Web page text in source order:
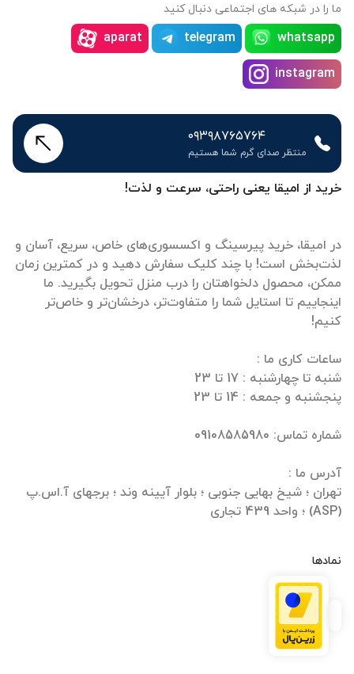
خرید از امیقا یعنی راحتی، سرعت و لذت!
در امیقا، خرید پیرسینگ و اکسسوری‌های خاص، سریع، آسان و
لذت‌بخش است! با چند کلیک سفارش دهید و در کمترین زمان
ممکن، محصول دلخواهتان را درب منزل تحویل بگیرید. ما
اینجاییم تا استایل شما را متفاوت‌تر، درخشان‌تر و خاص‌تر
تهران ؛ شیخ بهایی جنوبی ؛ بلوار آیینه وند ؛ برجهای آ.اس.پ
(ASP) ؛ واحد 439 تجاری
نمادها
ما را در شبکه های اجتماعی دنبال کنید
whatsapp
telegram
aparat
instagram
۰۹۳۹۸۷۶۵۷۶۴
منتظر صدای گرم شما هستیم